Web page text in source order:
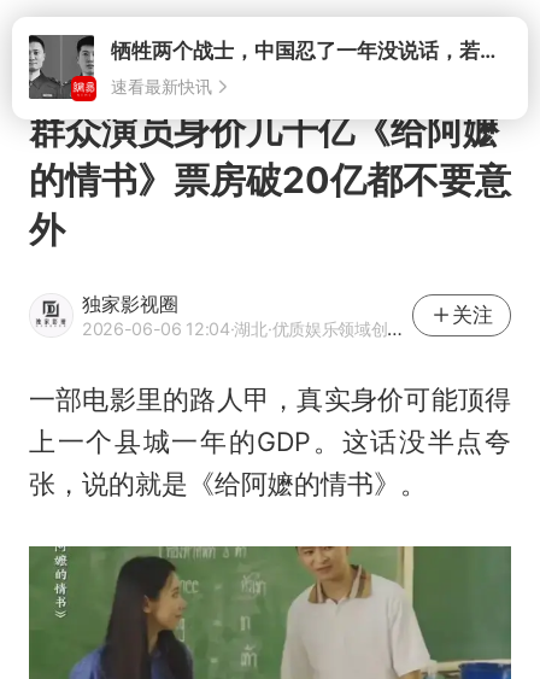
打开
群众演员身价几千亿《给阿嬷
的情书》票房破20亿都不要意
外
独家影视圈
2026-06-06 12:04·湖北·优质娱乐领域创作者
关注
一部电影里的路人甲，真实身价可能顶得
上一个县城一年的GDP。这话没半点夸
张，说的就是《给阿嬷的情书》。